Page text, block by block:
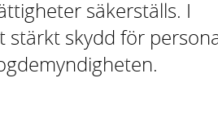
säkerställs. I
stärkt skydd för